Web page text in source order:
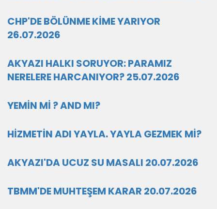
CHP'DE BÖLÜNME KİME YARIYOR
26.07.2026
AKYAZI HALKI SORUYOR: PARAMIZ
NERELERE HARCANIYOR? 25.07.2026
YEMİN Mİ ? AND MI?
HİZMETİN ADI YAYLA. YAYLA GEZMEK Mİ?
AKYAZI'DA UCUZ SU MASALI 20.07.2026
TBMM'DE MUHTEŞEM KARAR 20.07.2026